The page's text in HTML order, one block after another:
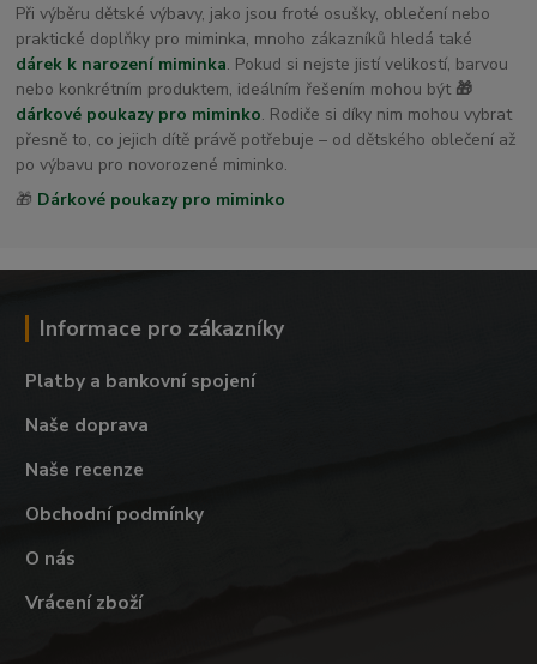
Při výběru dětské výbavy, jako jsou froté osušky, oblečení nebo
praktické doplňky pro miminka, mnoho zákazníků hledá také
dárek k narození miminka. Pokud si nejste jistí velikostí, barvou
nebo konkrétním produktem, ideálním řešením mohou být 🎁
dárkové poukazy pro miminko. Rodiče si díky nim mohou vybrat
přesně to, co jejich dítě právě potřebuje – od dětského oblečení až
po výbavu pro novorozené miminko.
🎁 Dárkové poukazy pro miminko
Informace pro zákazníky
Platby a bankovní spojení
Naše doprava
Naše recenze
Obchodní podmínky
O nás
Vrácení zboží